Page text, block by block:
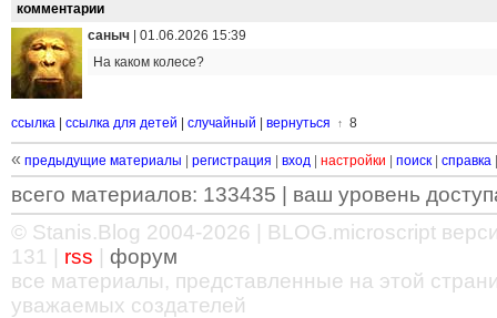
комментарии
саныч
01.06.2026 15:39
На каком колесе?
ссылка ссылка для детей случайный вернуться ↑ 8
« предыдущие материалы регистрация вход настройки поиск справка
всего материалов: 133435 | ваш уровень
© Stanis.Blog 2004-2026 | BLOG.microscript
131 |
rss
форум
все материалы, представленные на этой
уважаемых создателей